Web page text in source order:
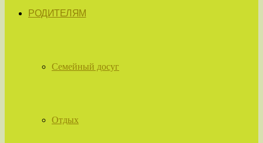
РОДИТЕЛЯМ
Семейный досуг
Отдых